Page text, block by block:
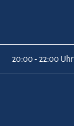
20:00 - 22:00 Uhr